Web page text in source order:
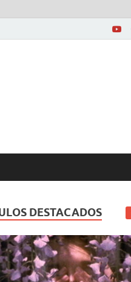
DESTACADOS